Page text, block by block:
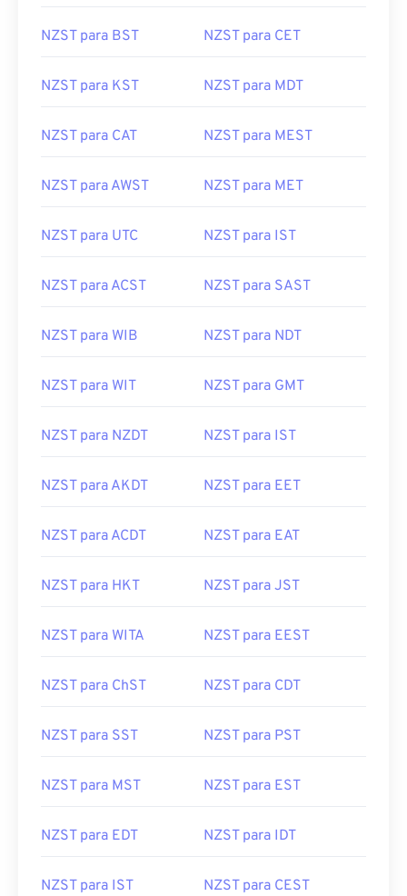
NZST para BST NZST para CET
NZST para KST NZST para MDT
NZST para CAT NZST para MEST
NZST para AWST NZST para MET
NZST para UTC NZST para IST
NZST para ACST NZST para SAST
NZST para WIB NZST para NDT
NZST para WIT NZST para GMT
NZST para NZDT NZST para IST
NZST para AKDT NZST para EET
NZST para ACDT NZST para EAT
NZST para HKT NZST para JST
NZST para WITA NZST para EEST
NZST para ChST NZST para CDT
NZST para SST NZST para PST
NZST para MST NZST para EST
NZST para EDT NZST para IDT
NZST para IST NZST para CEST